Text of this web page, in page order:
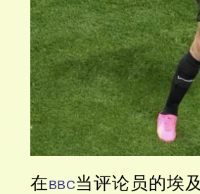
在BBC当评论员的埃